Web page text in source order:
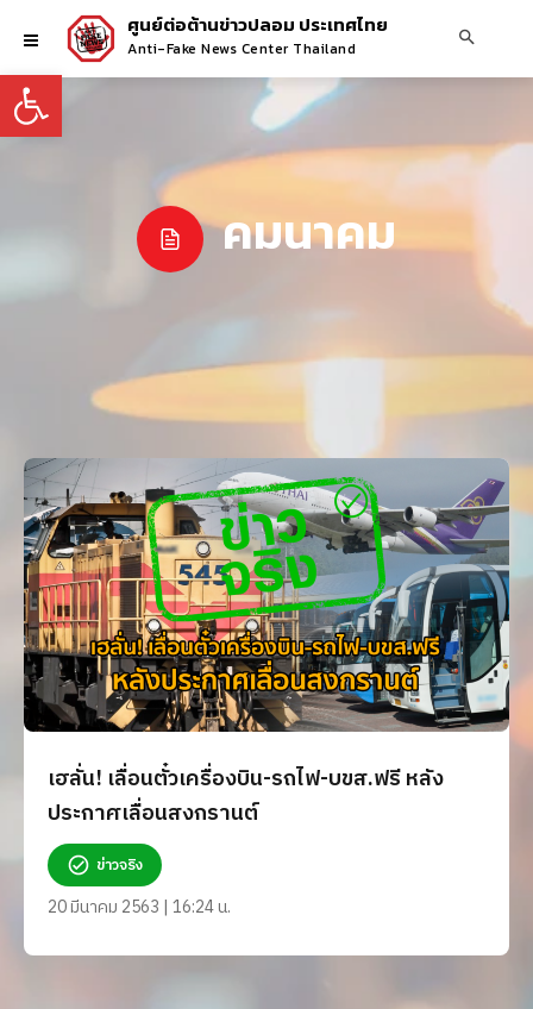
Open toolbar
ศูนย์ต่อต้านข่าวปลอม ประเทศไทย
Anti-Fake News Center Thailand
คมนาคม
เฮลั่น! เลื่อนตั๋วเครื่องบิน-รถไฟ-บขส.ฟรี หลัง
ประกาศเลื่อนสงกรานต์
ข่าวจริง
20 มีนาคม 2563 | 16:24 น.